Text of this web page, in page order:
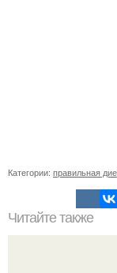
Категории: правильная
Читайте также